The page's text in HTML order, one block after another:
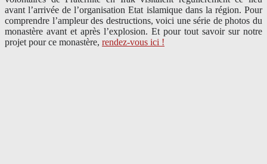
avant l’arrivée de l’organisation Etat islamique dans la région. Pour
comprendre l’ampleur des destructions, voici une série de photos du
monastère avant et après l’explosion. Et pour tout savoir sur notre
projet pour ce monastère, rendez-vous ici !